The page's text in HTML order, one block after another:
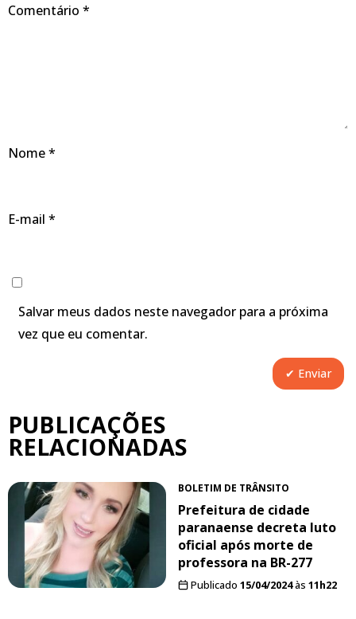
Comentário *
Nome*
E-mail *
Salvar meus dados neste navegador para a próxima
vez que eu comentar.
PUBLICAÇÕES
RELACIONADAS
BOLETIM DE TRÂNSITO
Prefeitura de cidade
paranaense decreta luto
oficial após morte de
professora na BR-277
Publicado 15/04/2024às 11h22